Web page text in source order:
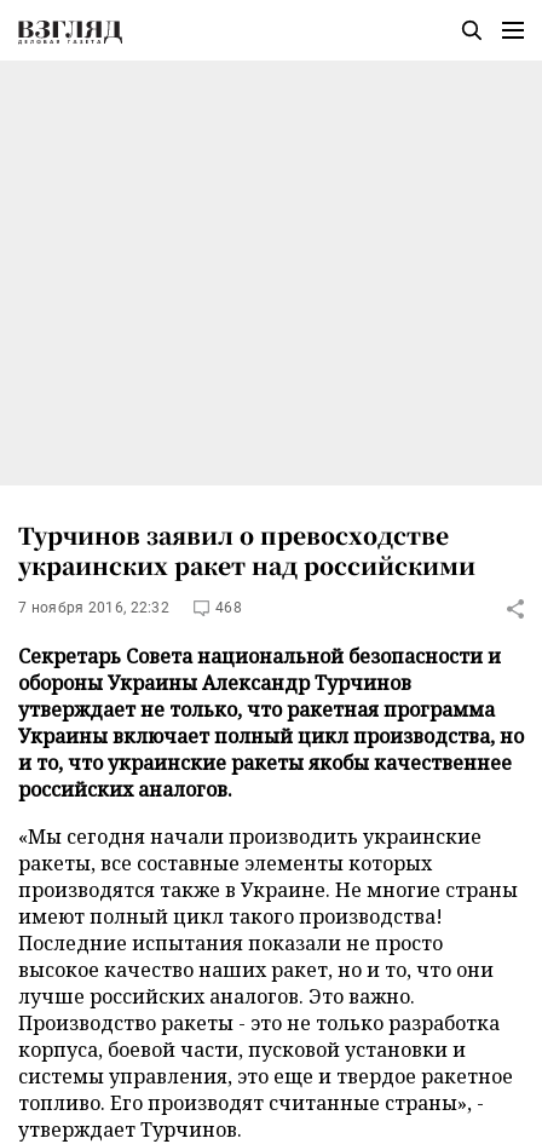
Турчинов заявил о превосходстве
украинских ракет над российскими
7 ноября 2016, 22:32 468
Секретарь Совета национальной безопасности и
обороны Украины Александр Турчинов
утверждает не только, что ракетная программа
Украины включает полный цикл производства, но
и то, что украинские ракеты якобы качественнее
российских аналогов.
«Мы сегодня начали производить украинские
ракеты, все составные элементы которых
производятся также в Украине. Не многие страны
имеют полный цикл такого производства!
Последние испытания показали не просто
высокое качество наших ракет, но и то, что они
лучше российских аналогов. Это важно.
Производство ракеты - это не только разработка
корпуса, боевой части, пусковой установки и
системы управления, это еще и твердое ракетное
топливо. Его производят считанные страны», -
утверждает Турчинов.